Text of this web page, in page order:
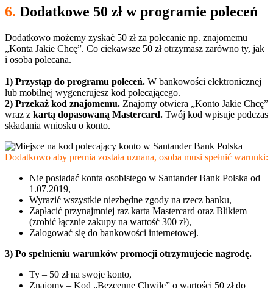
6. Dodatkowe 50 zł w programie poleceń
Dodatkowo możemy zyskać 50 zł za polecanie np. znajomemu
„Konta Jakie Chcę”. Co ciekawsze 50 zł otrzymasz zarówno ty, jak
i osoba polecana.
1) Przystąp do programu poleceń. W bankowości elektronicznej
lub mobilnej wygenerujesz kod polecającego.
2) Przekaż kod znajomemu. Znajomy otwiera „Konto Jakie Chcę”
wraz z kartą dopasowaną Mastercard. Twój kod wpisuje podczas
składania wniosku o konto.
Dodatkowo aby premia została uznana, osoba musi spełnić warunki:
Nie posiadać konta osobistego w Santander Bank Polska od
1.07.2019,
Wyrazić wszystkie niezbędne zgody na rzecz banku,
Zapłacić przynajmniej raz karta Mastercard oraz Blikiem
(zrobić łącznie zakupy na wartość 300 zł),
Zalogować się do bankowości internetowej.
3) Po spełnieniu warunków promocji otrzymujecie nagrodę.
Ty – 50 zł na swoje konto,
Znajomy – Kod „Bezcenne Chwile” o wartości 50 zł do